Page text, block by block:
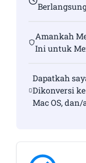
Amankah
Ini untuk
Dapatkah
Dikonversi
Mac OS,